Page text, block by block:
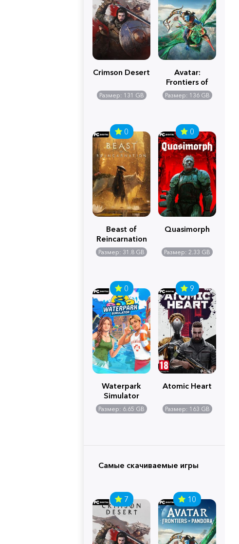
Crimson Desert
Размер: 131 GB
Avatar:
Frontiers of
Pandora
Размер: 136 GB
0
Beast of
Reincarnation
Размер: 31.8 GB
0
Quasimorph
Размер: 2.33 GB
0
Waterpark
Simulator
Размер: 6.65 GB
9
Atomic Heart
Размер: 163 GB
Самые скачиваемые игры
7 10